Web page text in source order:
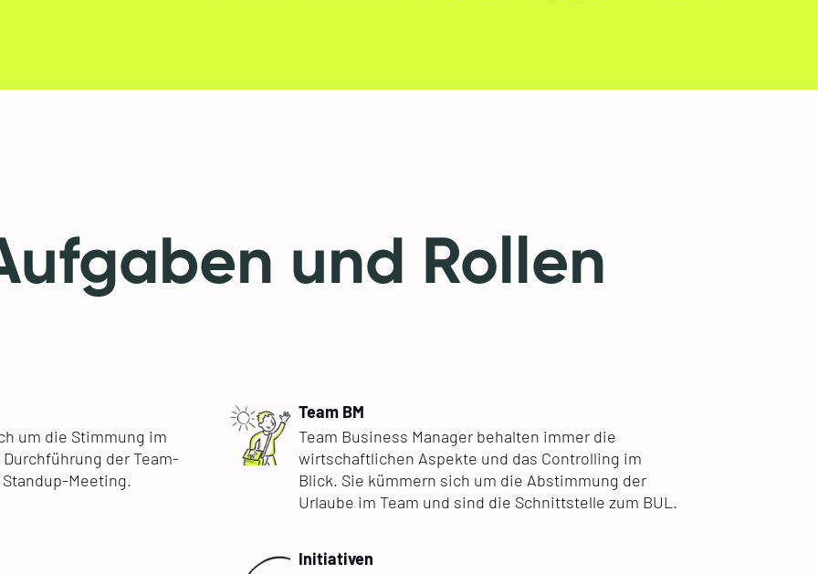
und Rollen
um die Stimmung im
der Team-
Meeting.
Team BM
Team Business Manager behalten immer die
wirtschaftlichen Aspekte und das Controlling im
Blick. Sie kümmern sich um die Abstimmung der
Urlaube im Team und sind die Schnittstelle zum BUL.
Initiativen